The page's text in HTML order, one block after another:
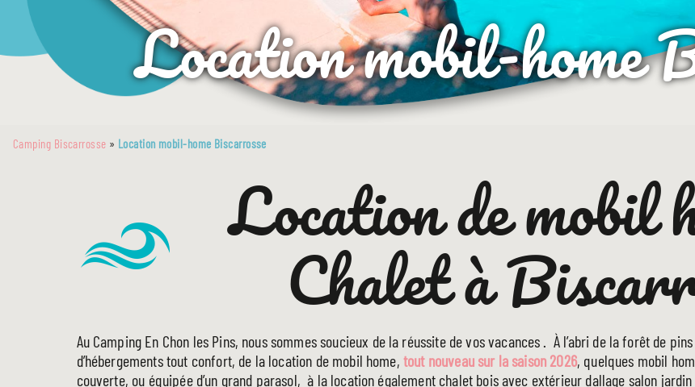
Location mobil-home
Camping Biscarrosse » Location mobil-home Biscarrosse
Location de mobil
Chalet à
Au Camping En Chon les Pins, nous sommes soucieux de la réussite de vos vacances . À l’abri de la forêt de
d’hébergements tout confort, de la location de mobil home, tout nouveau sur la saison 2026, quelques mobil
couverte, ou équipée d’un grand parasol, à la location également chalet bois avec extérieur dallage salon